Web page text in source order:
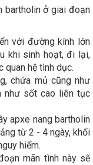
bartholin ở giai đoạn
với đường kính lớn
khi sinh hoạt, đi lại,
hệ tình dục.
chứa mủ cũng như
như sốt cao liên tục
apxe nang bartholin
từ 2 - 4 ngày, khối
hiểm.
mãn tình này sẽ